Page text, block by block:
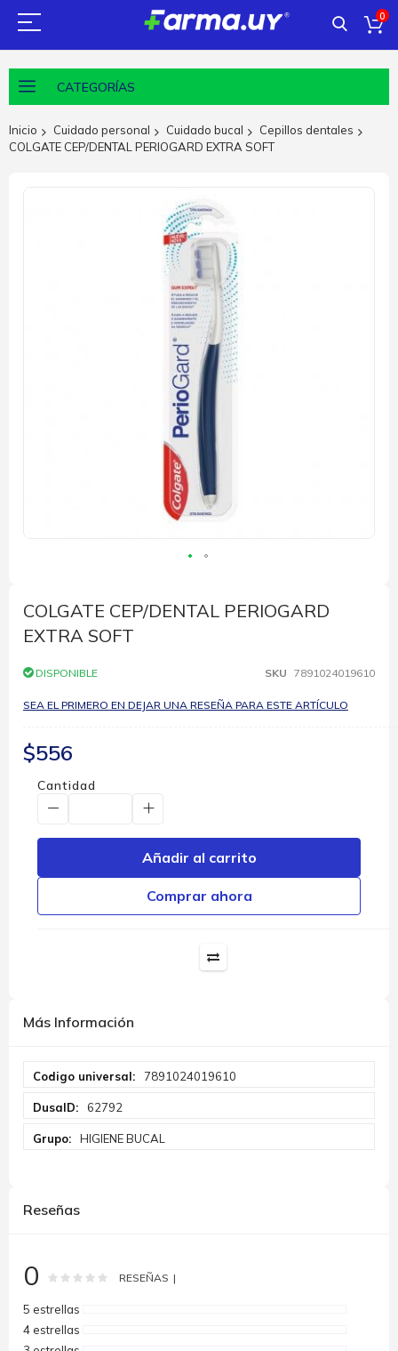
0
CATEGORÍAS
Inicio Cuidado personal Cuidado bucal
Cepillos dentales
COLGATE CEP/DENTAL PERIOGARD EXTRA SOFT
comienzo
de
la
de
imágenes
COLGATE CEP/DENTAL PERIOGARD
EXTRA SOFT
DISPONIBLE SKU 7891024019610
SEA EL PRIMERO EN DEJAR UNA RESEÑA PARA ESTE ARTÍCULO
$556
Cantidad
Añadir al carrito
Comprar ahora
Más Información
Información
7891024019610
62792
HIGIENE BUCAL
Reseñas
0 Rating: % of100
RESEÑAS
5 estrellas
4 estrellas